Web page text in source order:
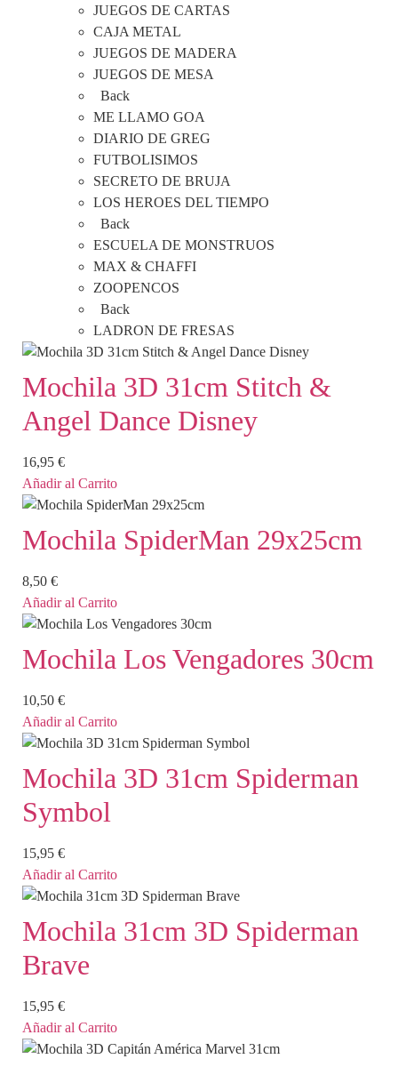
JUEGOS DE CARTAS
CAJA METAL
JUEGOS DE MADERA
JUEGOS DE MESA
Back
ME LLAMO GOA
DIARIO DE GREG
FUTBOLISIMOS
SECRETO DE BRUJA
LOS HEROES DEL TIEMPO
Back
ESCUELA DE MONSTRUOS
MAX & CHAFFI
ZOOPENCOS
Back
LADRON DE FRESAS
Mochila 3D 31cm Stitch &
Angel Dance Disney
16,95 €
Añadir al Carrito
Mochila SpiderMan 29x25cm
8,50 €
Añadir al Carrito
Mochila Los Vengadores 30cm
10,50 €
Añadir al Carrito
Mochila 3D 31cm Spiderman
Symbol
15,95 €
Añadir al Carrito
Mochila 31cm 3D Spiderman
Brave
15,95 €
Añadir al Carrito